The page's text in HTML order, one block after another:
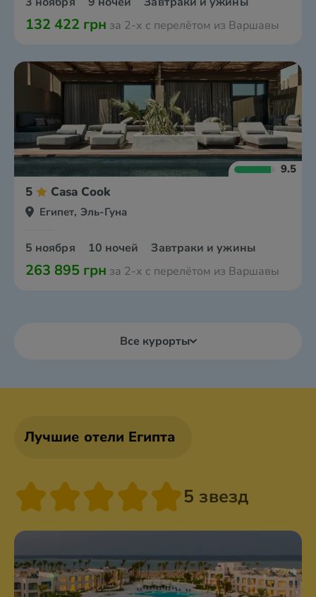
132 422 грн за 2-х с перелётом из Варшавы
9.5
5 Casa Cook
Египет, Эль-Гуна
5 ноября 10 ночей Завтраки и ужины
263 895 грн за 2-х с перелётом из Варшавы
Все курорты
Лучшие отели Египта
5 звезд